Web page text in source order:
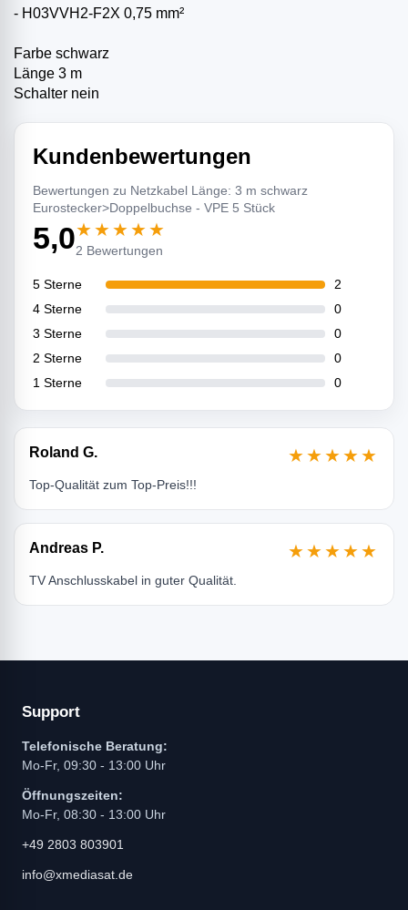
- H03VVH2-F2X 0,75 mm²
Farbe schwarz
Länge 3 m
Schalter nein
Kundenbewertungen
Bewertungen zu Netzkabel Länge: 3 m schwarz
Eurostecker>Doppelbuchse - VPE 5 Stück
5,0★★★★★
2 Bewertungen
5 Sterne
2
4 Sterne
0
3 Sterne
0
2 Sterne
0
1 Sterne
0
Roland G. ★★★★★
Top-Qualität zum Top-Preis!!!
Andreas P. ★★★★★
TV Anschlusskabel in guter Qualität.
Support
Telefonische Beratung:
Mo-Fr, 09:30 - 13:00 Uhr
Öffnungszeiten:
Mo-Fr, 08:30 - 13:00 Uhr
+49 2803 803901
info@xmediasat.de